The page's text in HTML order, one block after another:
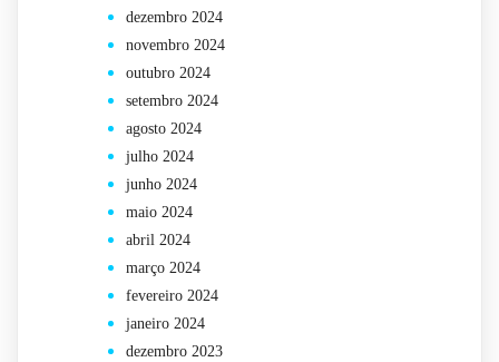
dezembro 2024
novembro 2024
outubro 2024
setembro 2024
agosto 2024
julho 2024
junho 2024
maio 2024
abril 2024
março 2024
fevereiro 2024
janeiro 2024
dezembro 2023